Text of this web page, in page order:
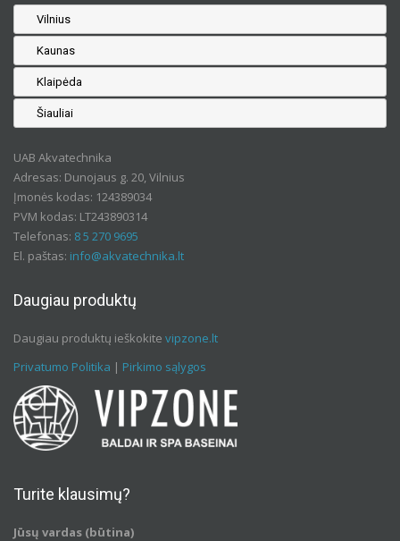
Vilnius
Kaunas
Klaipėda
Šiauliai
UAB Akvatechnika
Adresas: Dunojaus g. 20, Vilnius
Įmonės kodas: 124389034
PVM kodas: LT243890314
Telefonas: 8 5 270 9695
El. paštas: info@akvatechnika.lt
Daugiau produktų
Daugiau produktų ieškokite vipzone.lt
Privatumo Politika | Pirkimo sąlygos
Turite klausimų?
Jūsų vardas (būtina)